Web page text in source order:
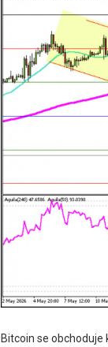
Bitcoin se obchoduje